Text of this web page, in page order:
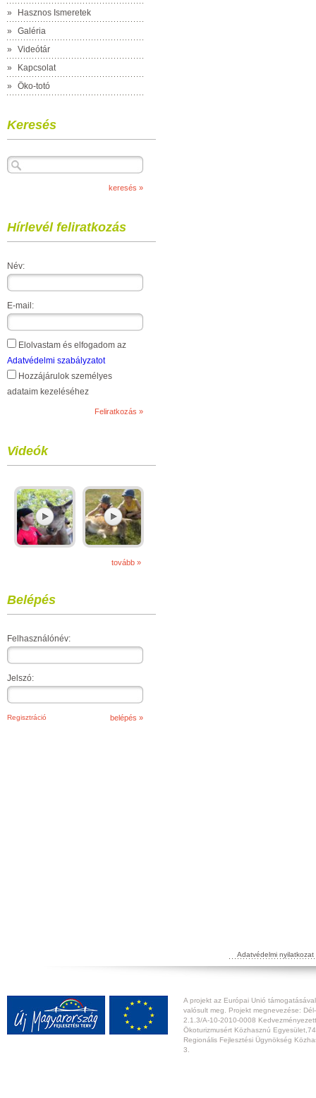
»
Hasznos Ismeretek
»
Galéria
»
Videótár
»
Kapcsolat
»
Öko-totó
Keresés
Hírlevél feliratkozás
Név:
E-mail:
Elolvastam és elfogadom az
Adatvédelmi szabályzatot
Hozzájárulok személyes
adataim kezeléséhez
Videók
tovább »
Belépés
Felhasználónév:
Jelszó:
Regisztráció
Adatvédelmi nyilatkozat
A projekt az Európai Unió
valósult meg. Projekt megnevezése:
2.1.3/A-10-2010-0008
Ökoturizmusért Közhasznú
Regionális Fejlesztési Ügynökség
3.